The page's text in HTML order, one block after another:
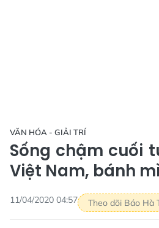
VĂN HÓA - GIẢI TRÍ
Sống chậm cuối
Việt Nam, bánh
11/04/2020 04:57 Theo dõi Báo Hà